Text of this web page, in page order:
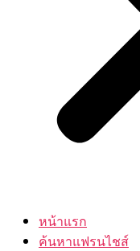
หน้าแรก
ค้นหาแฟรนไชส์